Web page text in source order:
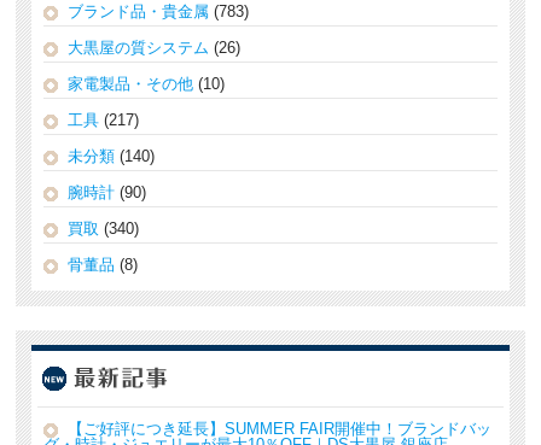
ブランド品・貴金属 (783)
大黒屋の質システム (26)
家電製品・その他 (10)
工具 (217)
未分類 (140)
腕時計 (90)
買取 (340)
骨董品 (8)
【ご好評につき延長】SUMMER FAIR開催中！ブランドバッ